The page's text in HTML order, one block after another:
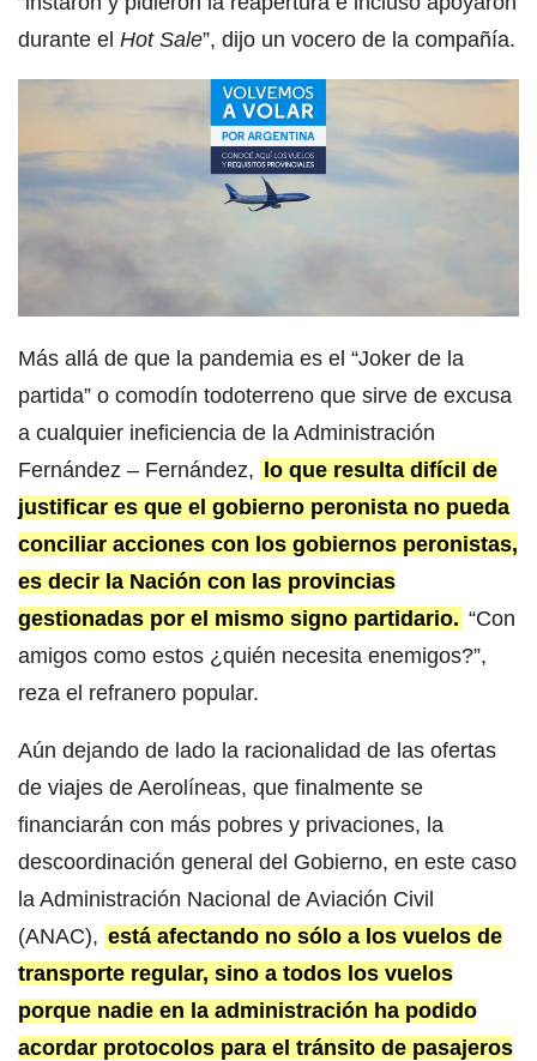
durante el Hot Sale”, dijo un vocero de la compañía.
Más allá de que la pandemia es el “Joker de la
partida” o comodín todoterreno que sirve de excusa
a cualquier ineficiencia de la Administración
Fernández – Fernández, lo que resulta difícil de
justificar es que el gobierno peronista no pueda
conciliar acciones con los gobiernos peronistas,
es decir la Nación con las provincias
gestionadas por el mismo signo partidario. “Con
amigos como estos ¿quién necesita enemigos?”,
reza el refranero popular.
Aún dejando de lado la racionalidad de las ofertas
de viajes de Aerolíneas, que finalmente se
financiarán con más pobres y privaciones, la
descoordinación general del Gobierno, en este caso
la Administración Nacional de Aviación Civil
(ANAC), está afectando no sólo a los vuelos de
transporte regular, sino a todos los vuelos
porque nadie en la administración ha podido
acordar protocolos para el tránsito de pasajeros